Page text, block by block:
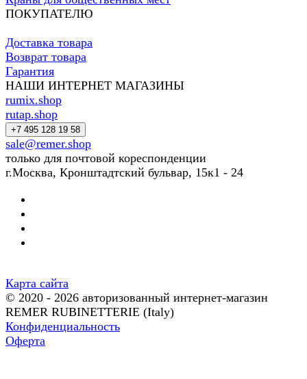
ПОКУПАТЕЛЮ
Доставка товара
Возврат товара
Гарантия
НАШИ ИНТЕРНЕТ МАГАЗИНЫ
rumix.shop
rutap.shop
+7 495 128 19 58
sale@remer.shop
только для почтовой кореспонденции
г.Москва, Кронштадтский бульвар, 15к1 - 24
Карта сайта
© 2020 - 2026 авторизованный интернет-магазин
REMER RUBINETTERIE (Italy)
Конфиденциальность
Оферта